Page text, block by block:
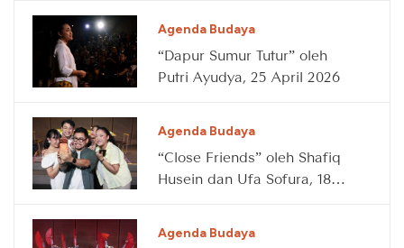
Agenda Budaya
“Dapur Sumur Tutur” oleh
Putri Ayudya, 25 April 2026
Agenda Budaya
“Close Friends” oleh Shafiq
Husein dan Ufa Sofura, 18
Agenda Budaya